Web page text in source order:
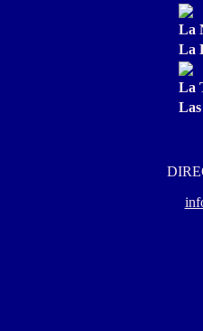
La
La
La